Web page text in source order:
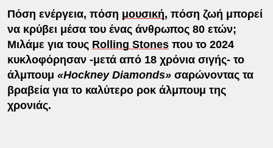
Πόση ενέργεια, πόση μουσική, πόση ζωή μπορεί
να κρύβει μέσα του ένας άνθρωπος 80 ετών;
Μιλάμε για τους Rolling Stonesπου το 2024
κυκλοφόρησαν -μετά από 18 χρόνια σιγής- το
άλμπουμ «Hockney Diamonds»σαρώνοντας τα
βραβεία για το καλύτερο ροκ άλμπουμ της
χρονιάς.